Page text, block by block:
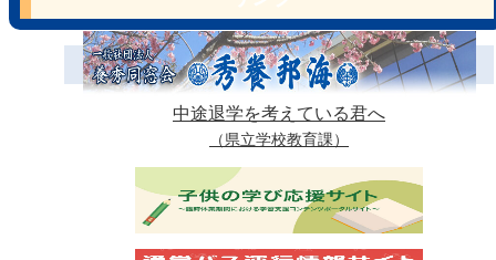
中途退学を考えている君へ
（県立学校教育課）